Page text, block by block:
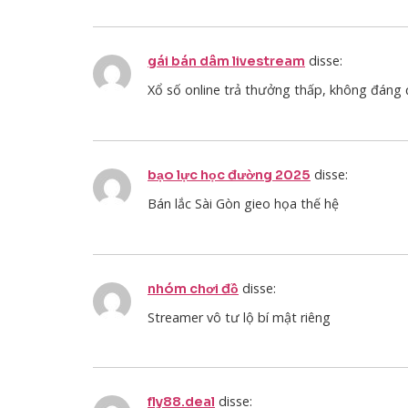
gái bán dâm livestream disse:
Xổ số online trả thưởng thấp, không đáng
bạo lực học đường 2025 disse:
Bán lắc Sài Gòn gieo họa thế hệ
nhóm chơi đồ disse:
Streamer vô tư lộ bí mật riêng
fly88.deal disse: